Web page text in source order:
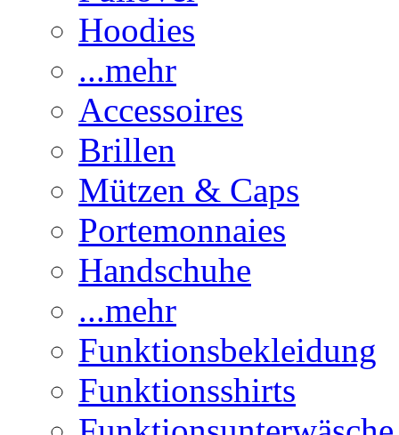
Hoodies
...mehr
Accessoires
Brillen
Mützen & Caps
Portemonnaies
Handschuhe
...mehr
Funktionsbekleidung
Funktionsshirts